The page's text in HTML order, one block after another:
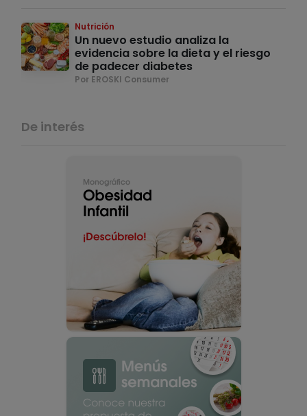
Nutrición
Un nuevo estudio analiza la
evidencia sobre la dieta y el riesgo
de padecer diabetes
Por EROSKI Consumer
De interés